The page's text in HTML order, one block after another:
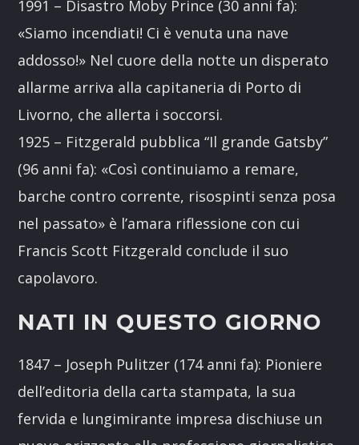
1991 – Disastro Moby Prince (30 anni fa):
«Siamo incendiati! Ci è venuta una nave
addosso!» Nel cuore della notte un disperato
allarme arriva alla capitaneria di Porto di
Livorno, che allerta i soccorsi.
1925 – Fitzgerald pubblica “Il grande Gatsby”
(96 anni fa): «Così continuiamo a remare,
barche contro corrente, risospinti senza posa
nel passato» è l’amara riflessione con cui
Francis Scott Fitzgerald conclude il suo
capolavoro.
NATI IN QUESTO GIORNO
1847 – Joseph Pulitzer (174 anni fa): Pioniere
dell’editoria della carta stampata, la sua
fervida e lungimirante impresa dischiuse un